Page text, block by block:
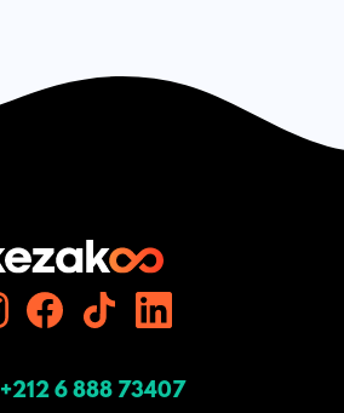
+212 6 888 73407